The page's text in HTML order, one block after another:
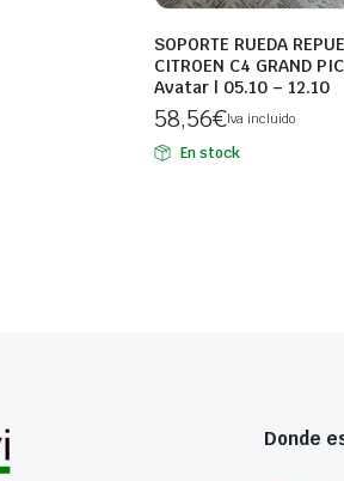
SOPORTE RUEDA
CITROEN C4 GRAND
Avatar | 05.10 – 12.10
58,56€Iva incluido
En stock
Donde